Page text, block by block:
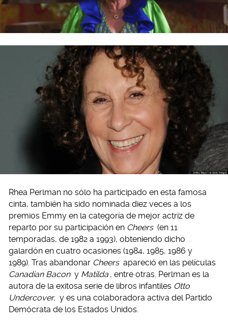
Rhea Perlman no sólo ha participado en esta famosa
cinta, también ha sido nominada diez veces a los
premios Emmy en la categoría de mejor actriz de
reparto por su participación en Cheers (en 11
temporadas, de 1982 a 1993), obteniendo dicho
galardón en cuatro ocasiones (1984, 1985, 1986 y
1989). Tras abandonar Cheers apareció en las películas
Canadian Bacon yMatilda , entre otras. Perlman es la
autora de la exitosa serie de libros infantiles Otto
Undercover, y es una colaboradora activa del Partido
Demócrata de los Estados Unidos.